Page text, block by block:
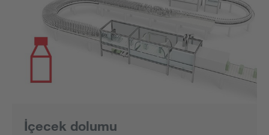
İçecek dolumu